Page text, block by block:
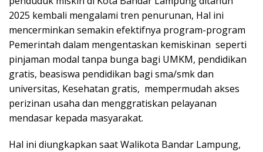
2025 kembali mengalami tren penurunan, Hal ini
mencerminkan semakin efektifnya program-program
Pemerintah dalam mengentaskan kemiskinan seperti
pinjaman modal tanpa bunga bagi UMKM, pendidikan
gratis, beasiswa pendidikan bagi sma/smk dan
universitas, Kesehatan gratis, mempermudah akses
perizinan usaha dan menggratiskan pelayanan
mendasar kepada masyarakat.
Hal ini diungkapkan saat Walikota Bandar Lampung,